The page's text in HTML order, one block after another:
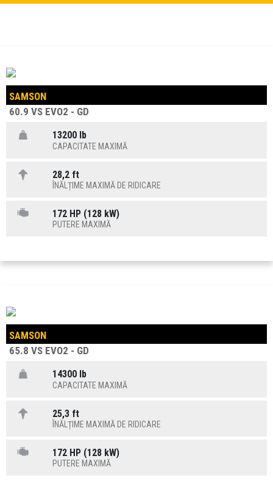
SAMSON
60.9 VS EVO2 - GD
13200 lb
CAPACITATE MAXIMĂ
28,2 ft
ÎNĂLȚIME MAXIMĂ DE RIDICARE
172 HP (128 kW)
PUTERE MAXIMĂ
SAMSON
65.8 VS EVO2 - GD
14300 lb
CAPACITATE MAXIMĂ
25,3 ft
ÎNĂLȚIME MAXIMĂ DE RIDICARE
172 HP (128 kW)
PUTERE MAXIMĂ